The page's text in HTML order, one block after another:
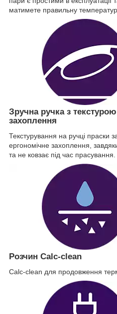
матимете правильну
Зручна ручка з
захоплення
Текстурування на ручці праски
ергономічне захоплення,
та не ковзає під час прасування.
Розчин Calc-clean
Calc-clean для продовження